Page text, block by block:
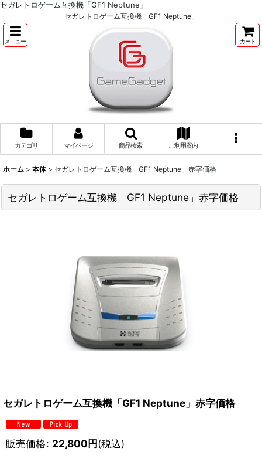
セガレトロゲーム互換機「GF1 Neptune」
セガレトロゲーム互換機「GF1 Neptune」
メニュー カート
カテゴリ マイページ 商品検索 ご利用案内
ホーム > 本体 > セガレトロゲーム互換機「GF1 Neptune」赤字価格
セガレトロゲーム互換機「GF1 Neptune」赤字価格
セガレトロゲーム互換機「GF1 Neptune」赤字価格
販売価格: 22,800円(税込)